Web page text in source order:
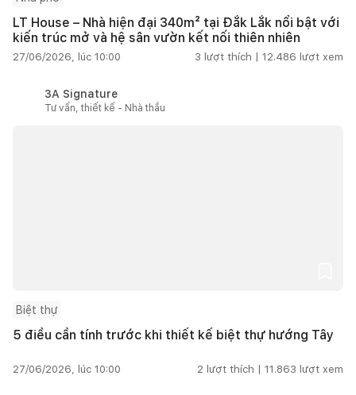
LT House – Nhà hiện đại 340m² tại Đắk Lắk nổi bật với
kiến trúc mở và hệ sân vườn kết nối thiên nhiên
27/06/2026, lúc 10:00 3 lượt thích | 12.486 lượt xem
3A Signature
Tư vấn, thiết kế - Nhà thầu
Biệt thự
5 điều cần tính trước khi thiết kế biệt thự hướng Tây
27/06/2026, lúc 10:00 2 lượt thích | 11.863 lượt xem